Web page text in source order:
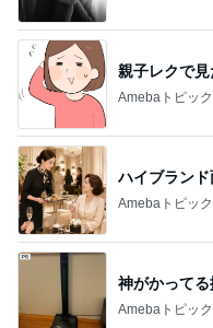
親子レクで
Amebaトピッ
ハイブラン
Amebaトピッ
神がかって
Amebaトピッ